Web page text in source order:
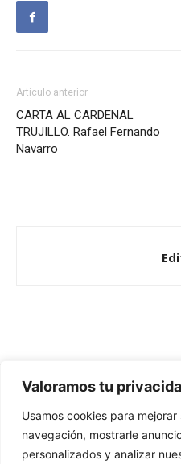
Valoramos tu
Usamos cookies para
navegación, mostrarle
personalizados y analizar
Artículo anterior
CARTA AL CARDENAL
TRUJILLO. Rafael Fernando
Navarro
Redes Cristianas
Una mirada alternativa sobre la
- Colectivos de Redes Cristianas